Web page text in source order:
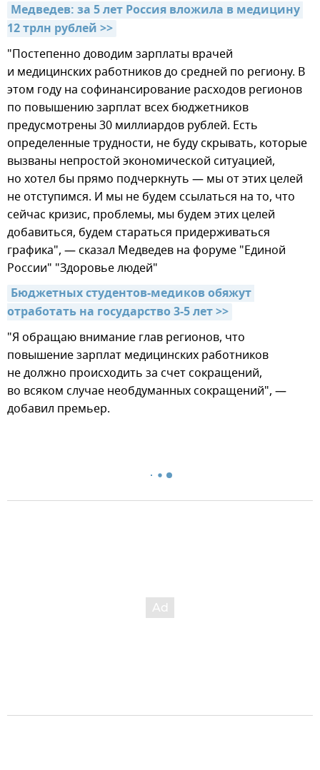
Медведев: за 5 лет Россия вложила в медицину
12 трлн рублей >>
"Постепенно доводим зарплаты врачей
и медицинских работников до средней по региону. В
этом году на софинансирование расходов регионов
по повышению зарплат всех бюджетников
предусмотрены 30 миллиардов рублей. Есть
определенные трудности, не буду скрывать, которые
вызваны непростой экономической ситуацией,
но хотел бы прямо подчеркнуть — мы от этих целей
не отступимся. И мы не будем ссылаться на то, что
сейчас кризис, проблемы, мы будем этих целей
добавиться, будем стараться придерживаться
графика", — сказал Медведев на форуме "Единой
России" "Здоровье людей"
Бюджетных студентов-медиков обяжут
отработать на государство 3-5 лет >>
"Я обращаю внимание глав регионов, что
повышение зарплат медицинских работников
не должно происходить за счет сокращений,
во всяком случае необдуманных сокращений", —
добавил премьер.